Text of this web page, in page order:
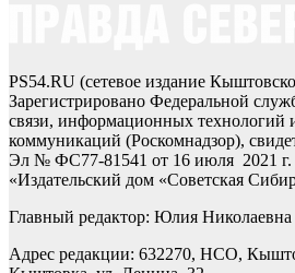
PS54.RU (сетевое издание
Зарегистрировано Федеральной
связи, информационных технологий
коммуникаций (Роскомнадзор),
Эл № ФС77-81541 от 16 июля 2021
«Издательский дом «Советская
Главный редактор: Юлия Николаевна
Адрес редакции: 632270, НСО,